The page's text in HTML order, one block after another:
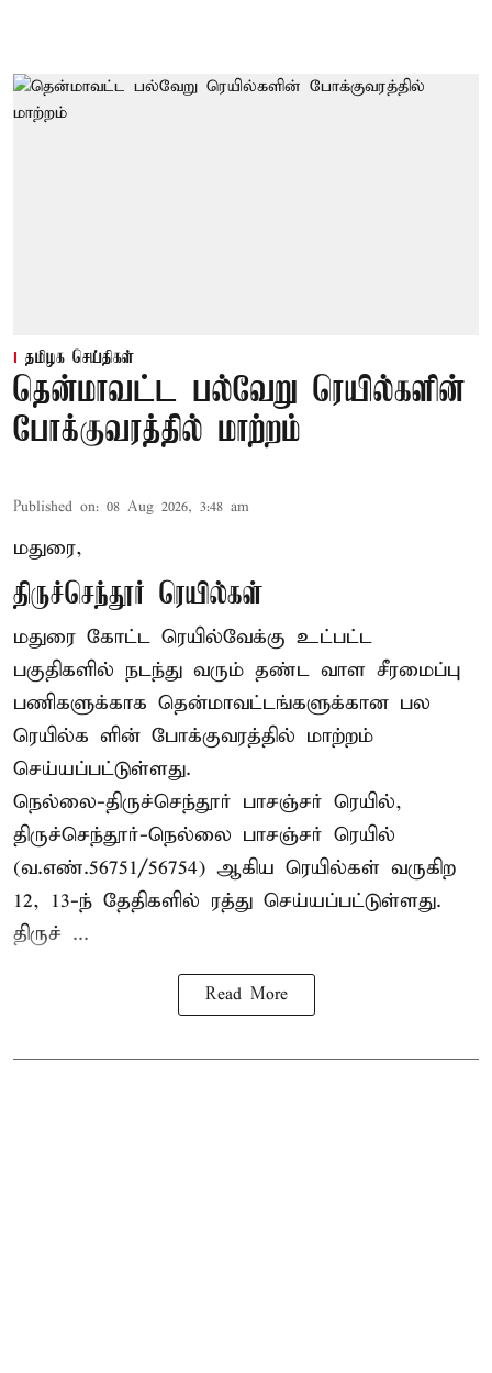
தமிழக செய்திகள்
தென்மாவட்ட பல்வேறு ரெயில்களின்
போக்குவரத்தில் மாற்றம்
Published on: 08 Aug 2026, 3:48 am
மதுரை,
திருச்செந்தூர் ரெயில்கள்
மதுரை கோட்ட ரெயில்வேக்கு உட்பட்ட
பகுதிகளில் நடந்து வரும் தண்ட வாள சீரமைப்பு
பணிகளுக்காக தென்மாவட்டங்களுக்கான பல
ரெயில்க ளின் போக்குவரத்தில் மாற்றம்
செய்யப்பட்டுள்ளது.
நெல்லை-திருச்செந்தூர் பாசஞ்சர் ரெயில்,
திருச்செந்தூர்-நெல்லை பாசஞ்சர் ரெயில்
(வ.எண்.56751/56754) ஆகிய ரெயில்கள் வருகிற
12, 13-ந் தேதிகளில் ரத்து செய்யப்பட்டுள்ளது.
திருச் ...
Read More